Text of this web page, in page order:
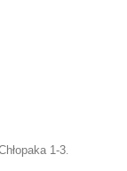
1-3.